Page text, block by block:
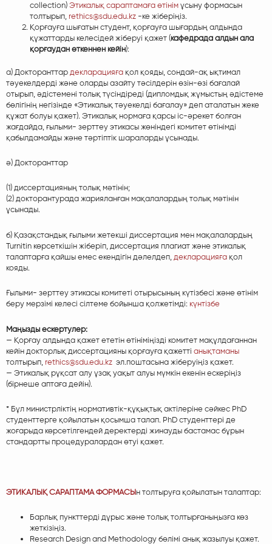
collection) Этикалық сараптамаға өтінім ұсыну формасын
толтырып, rethics@sdu.edu.kz -ке жіберіңіз.
Қорғауға шығатын студент, қорғауға шығардың алдында
құжаттарды келесідей жіберуі қажет (кафедрада алдын ала
қорғаудан өткеннен кейін):
а) Докторанттар декларацияға қол қояды, сондай-ақ ықтимал
тәуекелдерді және оларды азайту тәсілдерін өзін-өзі бағалай
отырып, әдістемені толық түсіндіреді (дипломдық жұмыстың әдістеме
бөлігінің негізінде «Этикалық тәуекелді бағалау» деп аталатын жеке
құжат болуы қажет). Этикалық нормаға қарсы іс-әрекет болған
жағдайда, ғылыми- зерттеу этикасы жөніндегі комитет өтінімді
қабылдамайды және тәртіптік шараларды ұсынады.
ә) Докторанттар
(1) диссертацияның толық мәтінін;
(2) докторантурада жарияланған мақалалардың толық мәтінін
ұсынады.
б) Қазақстандық ғылыми жетекші диссертация мен мақалалардың
Turnitin көрсеткішін жіберіп, диссертация плагиат және этикалық
талаптарға қайшы емес екендігін дәлелдеп, декларацияға қол
кояды.
Ғылыми- зерттеу этикасы комитеті отырысының күтізбесі және өтінім
беру мерзімі келесі сілтеме бойынша қолжетімді: күнтізбе
Маңызды ескертулер:
— Қорғау алдында қажет ететін өтініміңізді комитет мақұлдағаннан
кейін докторлық диссертацияны қорғауға қажетті анықтаманы
толтырып, rethics@sdu.edu.kz эл.поштасына жіберуіңіз қажет.
— Этикалық рұқсат алу ұзақ уақыт алуы мүмкін екенін ескеріңіз
(бірнеше аптаға дейін).
* Бұл министрліктің нормативтік-құқықтық актілеріне сәйкес PhD
студенттерге қойылатын қосымша талап. PhD студенттері де
жоғарыда көрсетілгендей деректерді жинауды бастамас бұрын
стандартты процедуралардан өтуі қажет.
ЭТИКАЛЫҚ САРАПТАМА ФОРМАСЫн толтыруға қойылатын талаптар:
Барлық пункттерді дұрыс және толық толтырғаныңызға көз
жеткізіңіз.
Research Design and Methodology бөлімі анық жазылуы қажет.